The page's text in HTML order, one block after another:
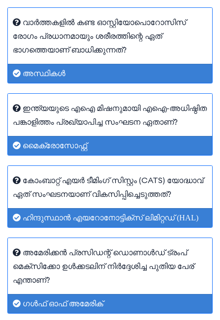
വാർത്തകളിൽ കണ്ട ഓസ്റ്റിയോപൊറോസിസ്
രോഗം പ്രധാനമായും ശരീരത്തിന്റെ ഏത്
ഭാഗത്തെയാണ് ബാധിക്കുന്നത്?
അസ്ഥികൾ
ഇന്ത്യയുടെ എഐ മിഷനുമായി എഐ-അധിഷ്ഠിത
പങ്കാളിത്തം പ്രഖ്യാപിച്ച സംഘടന ഏതാണ്?
മൈക്രോസോഫ്റ്റ്
കോംബാറ്റ് എയർ ടീമിംഗ് സിസ്റ്റം (CATS) യോദ്ധാവ്
ഏത് സംഘടനയാണ് വികസിപ്പിച്ചെടുത്തത്?
ഹിന്ദുസ്ഥാൻ എയറോനോട്ടിക്സ് ലിമിറ്റഡ് (HAL)
അമേരിക്കൻ പ്രസിഡന്റ് ഡൊണാൾഡ് ട്രംപ്
മെക്സിക്കോ ഉൾക്കടലിന് നിർദ്ദേശിച്ച പുതിയ പേര്
എന്താണ്?
ഗൾഫ് ഓഫ് അമേരിക്